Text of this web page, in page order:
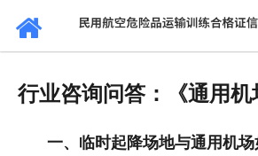
行业咨询问答：《通用机
一、临时起降场地与通用机